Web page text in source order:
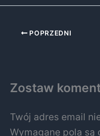
POPRZEDNI
Zostaw
Twój adres email
Wymagane pola są